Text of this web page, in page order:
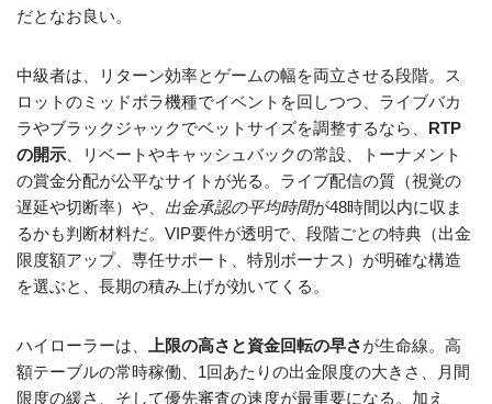
だとなお良い。
中級者は、リターン効率とゲームの幅を両立させる段階。ス
ロットのミッドボラ機種でイベントを回しつつ、ライブバカ
ラやブラックジャックでベットサイズを調整するなら、 RTP
の開示 、リベートやキャッシュバックの常設、トーナメント
の賞金分配が公平なサイトが光る。ライブ配信の質（視覚の
遅延や切断率）や、 出金承認の平均時間が48時間以内に収ま
るかも判断材料だ。VIP要件が透明で、段階ごとの特典（出金
限度額アップ、専任サポート、特別ボーナス）が明確な構造
を選ぶと、長期の積み上げが効いてくる。
ハイローラーは、 上限の高さと資金回転の早さが生命線。高
額テーブルの常時稼働、1回あたりの出金限度の大きさ、月間
限度の緩さ、そして優先審査の速度が最重要になる。加え